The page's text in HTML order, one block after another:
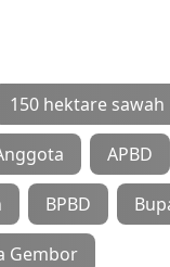
150 hektare sawah
APBD
BPBD
Gembor